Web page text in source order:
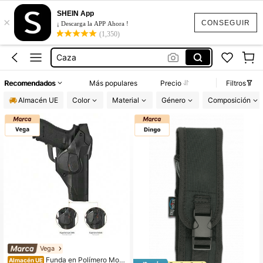
CONSEGUIR
×
SHEIN App
¡ Descarga la APP Ahora !
(1,350)
Airsoft
Militar
Caza
Mira Punto Rojo
Recomendados Más populares Precio
Filtros
Almacén UE
Color Material Género Composición
Vega
Almacén UE Funda en Polímero Mold